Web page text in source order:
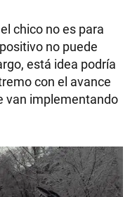
chico no es para
no puede
está idea podría
con el avance
van implementando